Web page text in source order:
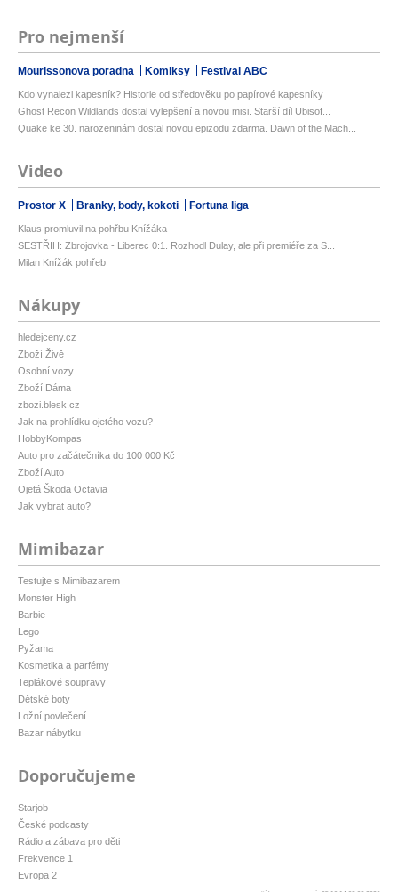
Pro nejmenší
Mourissonova poradna Komiksy Festival ABC
Kdo vynalezl kapesník? Historie od středověku po papírové kapesníky
Ghost Recon Wildlands dostal vylepšení a novou misi. Starší díl Ubisof...
Quake ke 30. narozeninám dostal novou epizodu zdarma. Dawn of the Mach...
Video
Prostor X Branky, body, kokoti Fortuna liga
Klaus promluvil na pohřbu Knížáka
SESTŘIH: Zbrojovka - Liberec 0:1. Rozhodl Dulay, ale při premiéře za S...
Milan Knížák pohřeb
Nákupy
hledejceny.cz
Zboží Živě
Osobní vozy
Zboží Dáma
zbozi.blesk.cz
Jak na prohlídku ojetého vozu?
HobbyKompas
Auto pro začátečníka do 100 000 Kč
Zboží Auto
Ojetá Škoda Octavia
Jak vybrat auto?
Mimibazar
Testujte s Mimibazarem
Monster High
Barbie
Lego
Pyžama
Kosmetika a parfémy
Teplákové soupravy
Dětské boty
Ložní povlečení
Bazar nábytku
Doporučujeme
Starjob
České podcasty
Rádio a zábava pro děti
Frekvence 1
Evropa 2